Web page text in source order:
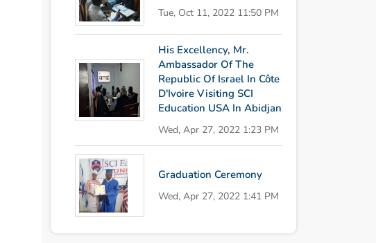
Tue, Oct 11, 2022 11:50 PM
His Excellency, Mr.
Ambassador Of The
Republic Of Israel In Côte
D'Ivoire Visiting SCI
Education USA In Abidjan
Wed, Apr 27, 2022 1:23 PM
Graduation Ceremony
Wed, Apr 27, 2022 1:41 PM